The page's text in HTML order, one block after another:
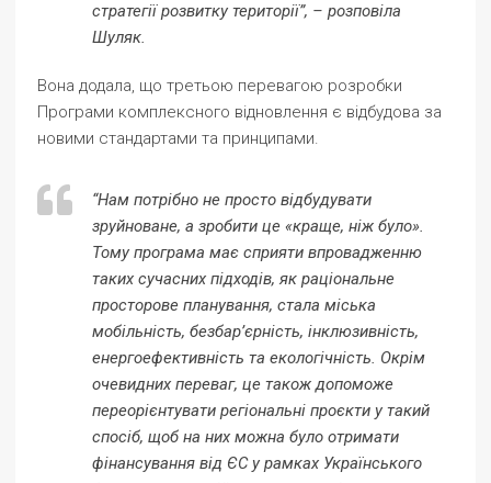
стратегії розвитку території”, – розповіла
Шуляк.
Вона додала, що третьою перевагою розробки
Програми комплексного відновлення є відбудова за
новими стандартами та принципами.
“Нам потрібно не просто відбудувати
зруйноване, а зробити це «краще, ніж було».
Тому програма має сприяти впровадженню
таких сучасних підходів, як раціональне
просторове планування, стала міська
мобільність, безбар’єрність, інклюзивність,
енергоефективність та екологічність. Окрім
очевидних переваг, це також допоможе
переорієнтувати регіональні проєкти у такий
спосіб, щоб на них можна було отримати
фінансування від ЄС у рамках Українського